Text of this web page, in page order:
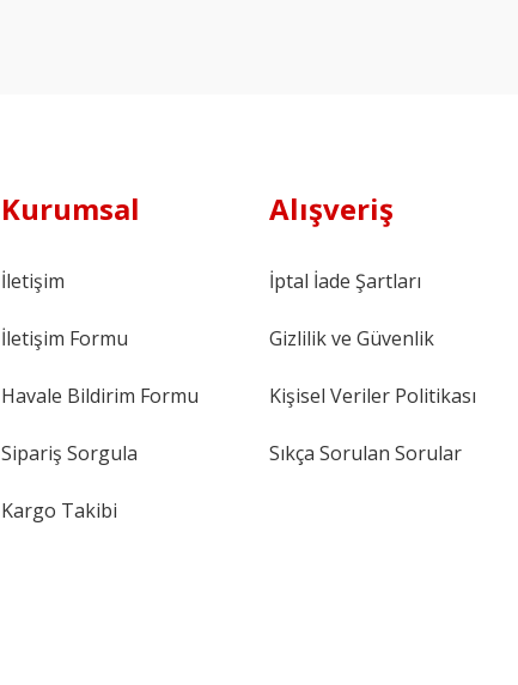
Kurumsal
İletişim
İletişim Formu
Havale Bildirim Formu
Sipariş Sorgula
Kargo Takibi
Alışveriş
İptal İade Şartları
Gizlilik ve Güvenlik
Kişisel Veriler Politikası
Sıkça Sorulan Sorular